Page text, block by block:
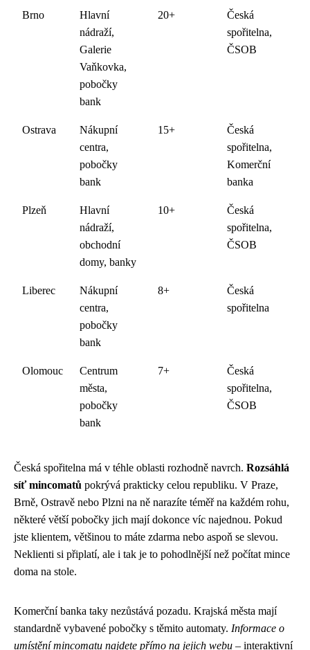
Brno
Hlavní
nádraží,
Galerie
Vaňkovka,
pobočky
bank
20+
Česká
spořitelna,
ČSOB
Ostrava
Nákupní
centra,
pobočky
bank
15+
Česká
spořitelna,
Komerční
banka
Plzeň
Hlavní
nádraží,
obchodní
domy, banky
10+
Česká
spořitelna,
ČSOB
Liberec
Nákupní
centra,
pobočky
bank
8+
Česká
spořitelna
Olomouc
Centrum
města,
pobočky
bank
7+
Česká
spořitelna,
ČSOB
Česká spořitelna má v téhle oblasti rozhodně navrch. Rozsáhlá
síť mincomatů pokrývá prakticky celou republiku. V Praze,
Brně, Ostravě nebo Plzni na ně narazíte téměř na každém rohu,
některé větší pobočky jich mají dokonce víc najednou. Pokud
jste klientem, většinou to máte zdarma nebo aspoň se slevou.
Neklienti si připlatí, ale i tak je to pohodlnější než počítat mince
doma na stole.
Komerční banka taky nezůstává pozadu. Krajská města mají
standardně vybavené pobočky s těmito automaty. Informace o
umístění mincomatu najdete přímo na jejich webu – interaktivní